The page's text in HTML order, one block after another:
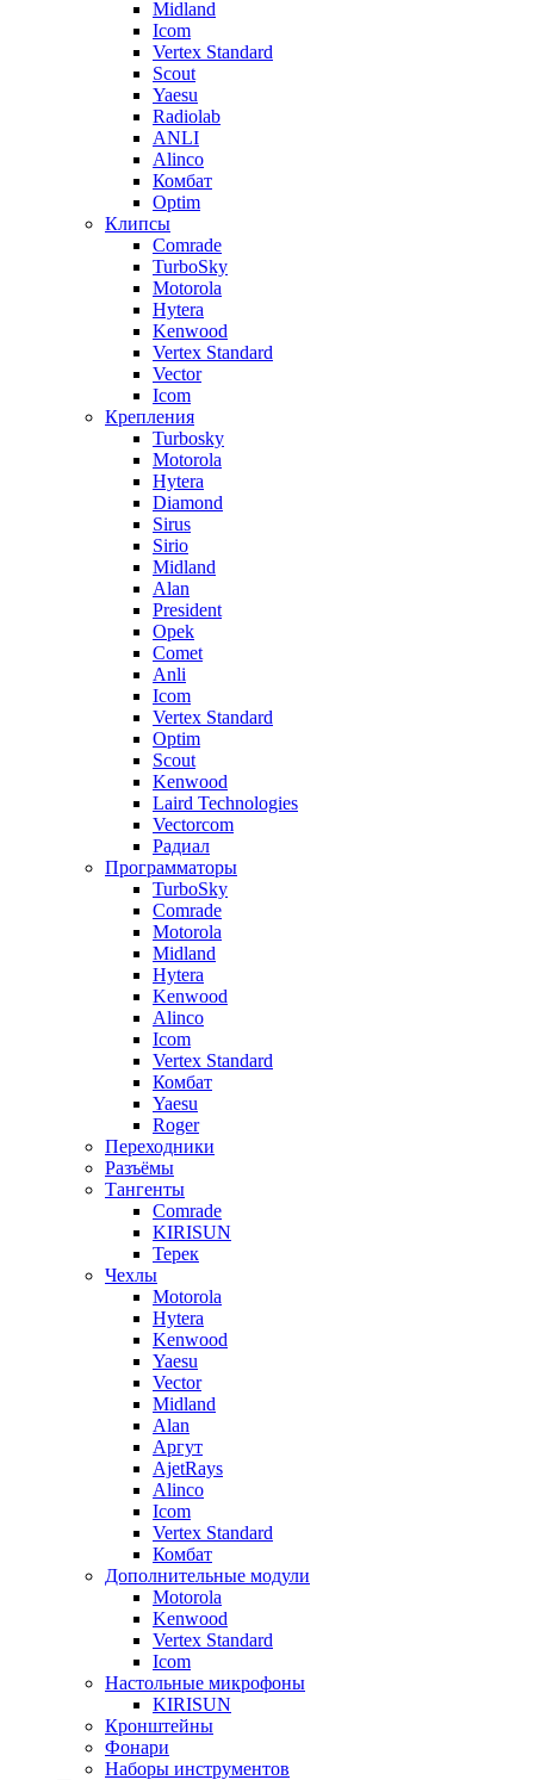
Midland
Icom
Vertex Standard
Scout
Yaesu
Radiolab
ANLI
Alinco
Комбат
Optim
Клипсы
Comrade
TurboSky
Motorola
Hytera
Kenwood
Vertex Standard
Vector
Icom
Крепления
Turbosky
Motorola
Hytera
Diamond
Sirus
Sirio
Midland
Alan
President
Opek
Comet
Anli
Icom
Vertex Standard
Optim
Scout
Kenwood
Laird Technologies
Vectorcom
Радиал
Программаторы
TurboSky
Comrade
Motorola
Midland
Hytera
Kenwood
Alinco
Icom
Vertex Standard
Комбат
Yaesu
Roger
Переходники
Разъёмы
Тангенты
Comrade
KIRISUN
Терек
Чехлы
Motorola
Hytera
Kenwood
Yaesu
Vector
Midland
Alan
Аргут
AjetRays
Alinco
Icom
Vertex Standard
Комбат
Дополнительные модули
Motorola
Kenwood
Vertex Standard
Icom
Настольные микрофоны
KIRISUN
Кронштейны
Фонари
Наборы инструментов